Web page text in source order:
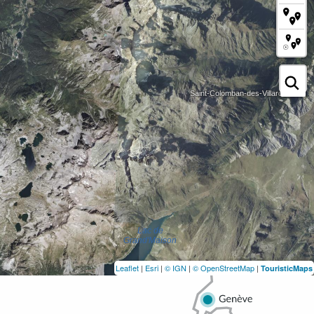
Leaflet | Esri | © IGN | © OpenStreetMap | TouristicMaps